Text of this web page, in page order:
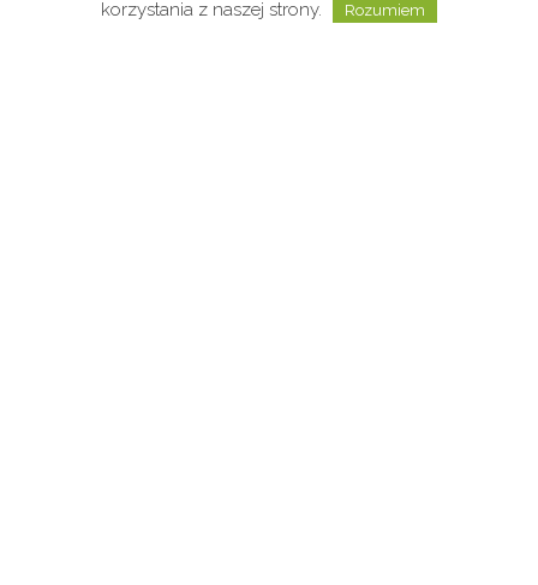
korzystania z naszej strony.
Rozumiem